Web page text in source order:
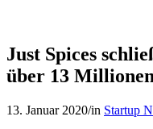
Just Spices
über 13
13. Januar 2020/in Startup